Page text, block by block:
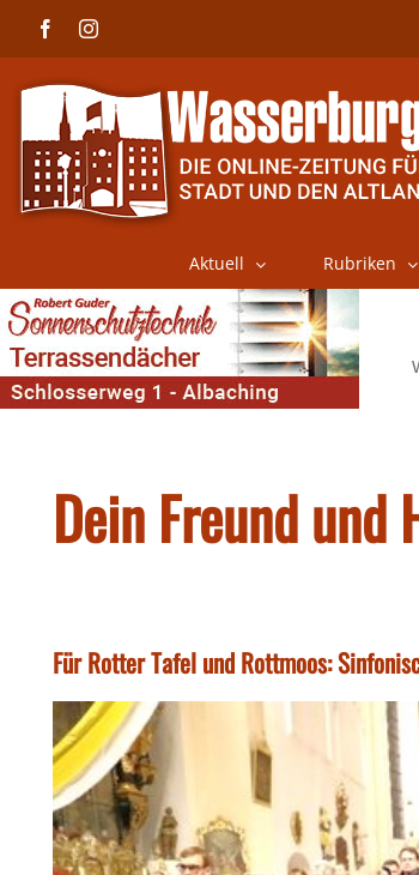
FacebookInstagram
Aktuell Rubriken
Dein Freund
Für Rotter Tafel und Rottmoos: